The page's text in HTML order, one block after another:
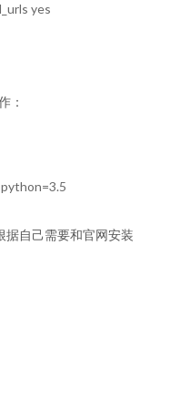
yes
：
自己需要和官网安装